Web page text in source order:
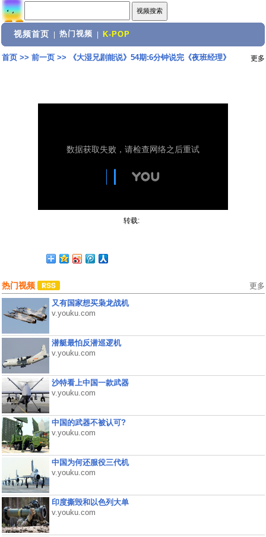
视频首页 热门视频 K-POP
首页>> 前一页>> 《大湿兄剧能说》54期:6分钟说完《夜班经理》 更多
转载:
热门视频 更多
又有国家想买枭龙战机
v.youku.com
潜艇最怕反潜巡逻机
v.youku.com
沙特看上中国一款武器
v.youku.com
中国的武器不被认可?
v.youku.com
中国为何还服役三代机
v.youku.com
印度撕毁和以色列大单
v.youku.com